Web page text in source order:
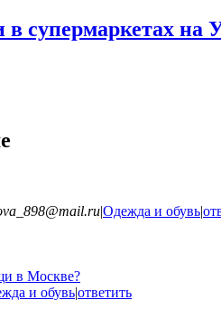
супермаркетах на
|Одежда и обувь|
в Москве?
и обувь|ответить